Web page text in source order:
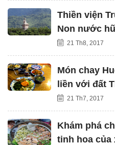
Thiền viện
Non nước
21 Th8, 2017
Món chay
liền với đất
21 Th7, 2017
Khám phá
tinh hoa của